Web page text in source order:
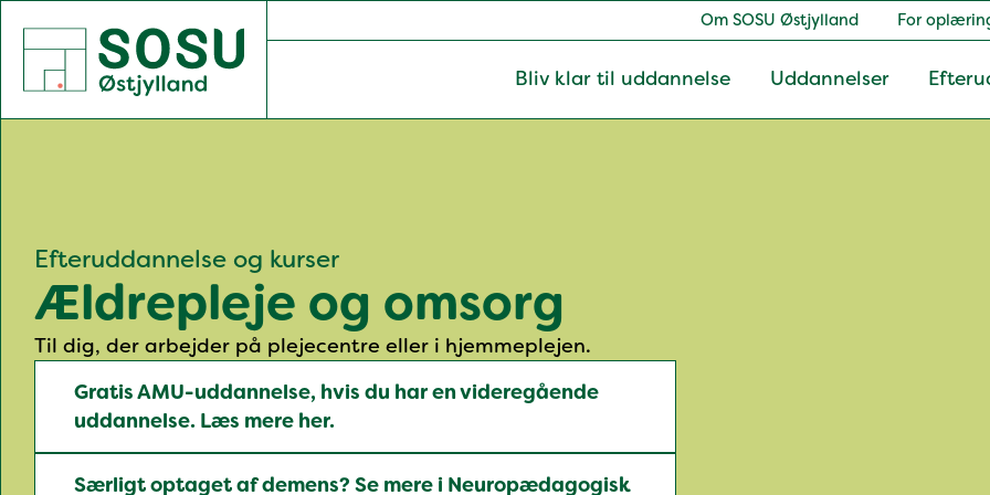
SOSU Østjylland | Gør dig klogere på livet
Om SOSU Østjylland For
Bliv klar til uddannelse Uddannelser
Efteruddannelse og kurser
Ældrepleje og omsorg
Til dig, der arbejder på plejecentre eller i hjemmeplejen.
Gratis AMU-uddannelse, hvis du har en videregående
uddannelse. Læs mere her.
Særligt optaget af demens? Se mere i Neuropædagogisk